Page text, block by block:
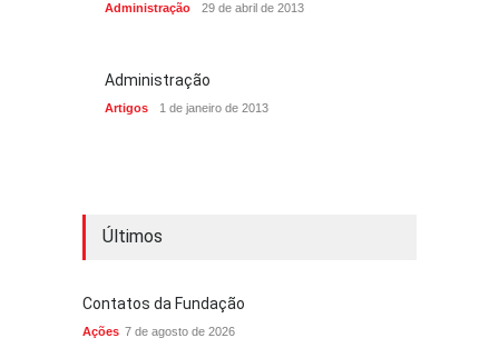
Administração 29 de abril de 2013
Administração
Artigos 1 de janeiro de 2013
Últimos
Contatos da Fundação
Ações 7 de agosto de 2026